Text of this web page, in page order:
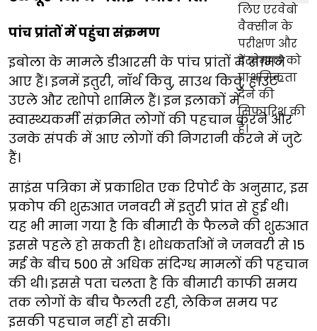
पांच प्रांतों में पहुंचा संक्रमण
इबोला के मामले डीआरसी के पांच प्रांतों में सामने
आए हैं। इनमें इतुरी, नॉर्थ किवु, साउथ किवु, हाउट-
उएले और त्शोपो शामिल हैं। इन इलाकों में
स्वास्थ्यकर्मी संक्रमित लोगों की पहचान करने और
उनके संपर्क में आए लोगों की निगरानी करने में जुटे
हैं।
साइंस पत्रिका में प्रकाशित एक रिपोर्ट के अनुसार, इस
प्रकोप की शुरुआत जनवरी में इतुरी प्रांत से हुई थी।
यह भी माना गया है कि बीमारी के फैलने की शुरुआत
इससे पहले हो सकती है। शोधकर्ताओं ने जनवरी से 15
मई के बीच 500 से अधिक संदिग्ध मामलों की पहचान
की थी। इससे पता चलता है कि बीमारी काफी समय
तक लोगों के बीच फैलती रही, लेकिन समय पर
इसकी पहचान नहीं हो सकी।